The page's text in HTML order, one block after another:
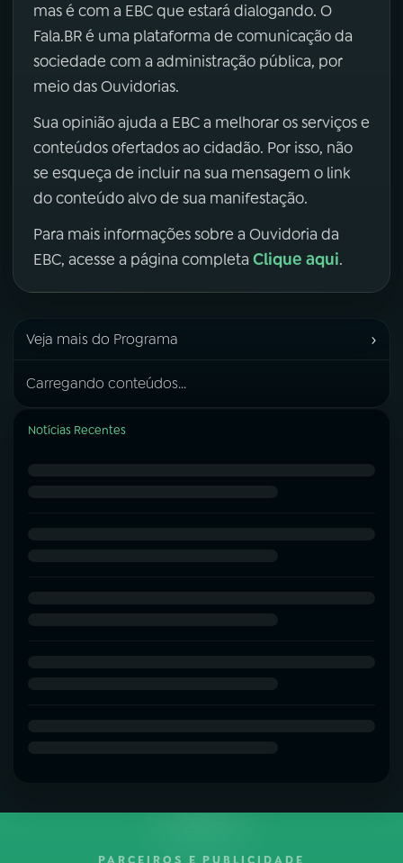
mas é com a EBC que estará dialogando. O
Fala.BR é uma plataforma de comunicação da
sociedade com a administração pública, por
meio das Ouvidorias.
Sua opinião ajuda a EBC a melhorar os serviços e
conteúdos ofertados ao cidadão. Por isso, não
se esqueça de incluir na sua mensagem o link
do conteúdo alvo de sua manifestação.
Para mais informações sobre a Ouvidoria da
EBC, acesse a página completa Clique aqui.
Veja mais do Programa ›
Carregando conteúdos...
Notícias Recentes